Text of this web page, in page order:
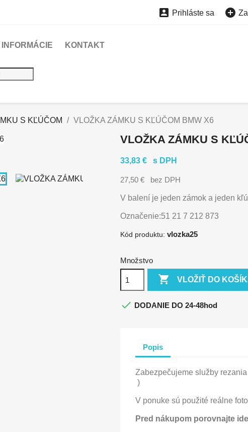
 Prihláste sa 
INFORMÁCIE KONTAKT
S KĽÚČOM VLOŽKA ZÁMKU S KĽÚČOM BMW X6
VLOŽKA ZÁMKU S
33,83 € s DPH
27,50 € bez DPH
V balení je jeden zámok a jeden
Označenie:51 21 7 212 873
Kód produktu: vlozka25
Množstvo
 VLOŽIŤ DO
 DODANIE DO 24-48hod
Popis
Zabezpečujeme služby
)
V ponuke sú použité reálne
Pred nákupom porovnajte